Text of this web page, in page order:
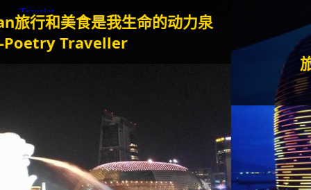
食是我生命的动力泉
旅行和
--